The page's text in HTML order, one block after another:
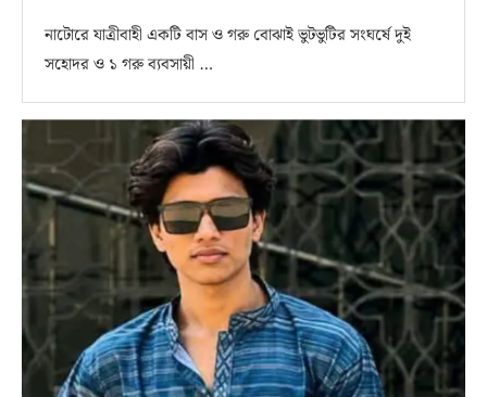
নাটোরে যাত্রীবাহী একটি বাস ও গরু বোঝাই ভুটভুটির সংঘর্ষে দুই
সহোদর ও ১ গরু ব্যবসায়ী …